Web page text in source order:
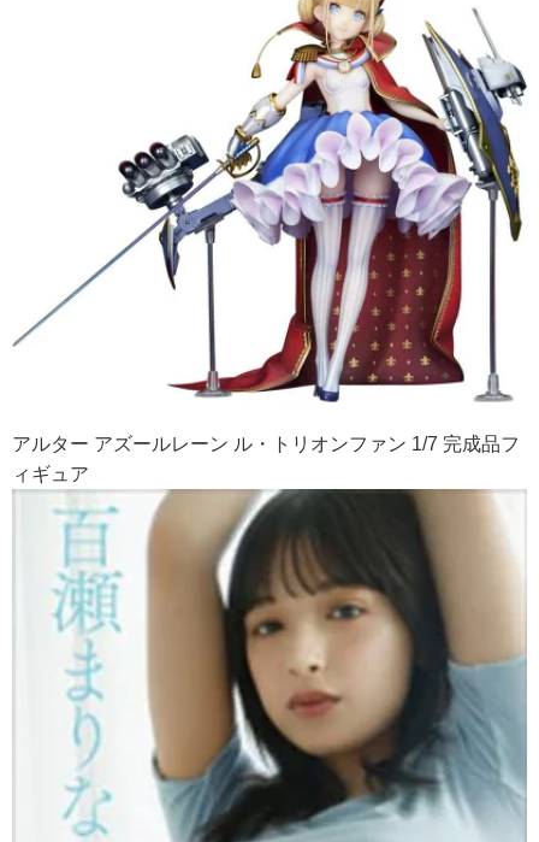
アルター アズールレーン ル・トリオンファン 1/7 完成品フ
ィギュア